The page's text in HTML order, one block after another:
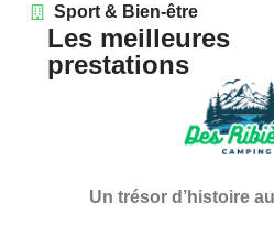
Un trésor d’histoire
Sport & Bien-être
Les meilleures
prestations